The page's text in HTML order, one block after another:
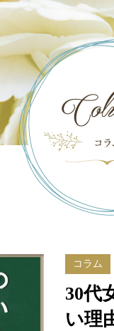
コラム
30代
い理